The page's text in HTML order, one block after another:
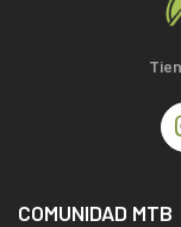
COMUNIDAD MTB